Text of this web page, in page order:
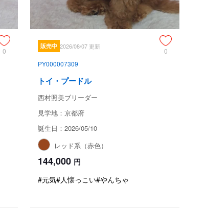
0
販売中 2026/08/07 更新
0
PY000007309
トイ・プードル
西村照美ブリーダー
見学地：京都府
誕生日：2026/05/10
レッド系（赤色）
144,000 円
#元気#人懐っこい#やんちゃ